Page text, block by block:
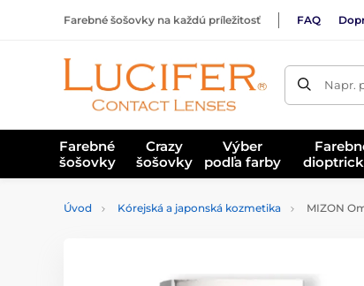
Farebné šošovky na každú príležitosť FAQ
Napr.
Farebné
šošovky
Crazy
šošovky
Výber
podľa farby
Úvod Kórejská a japonská kozmetika MIZON